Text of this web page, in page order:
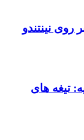
نینتندو
تیغه های